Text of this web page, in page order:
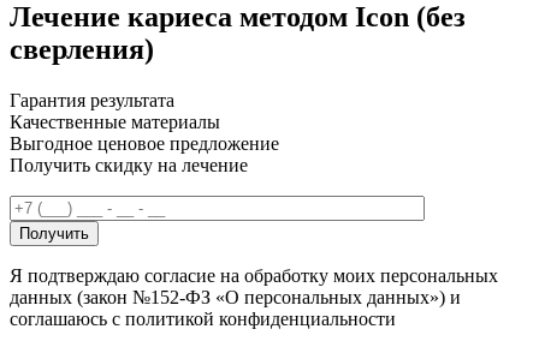
Лечение кариеса методом Icon (без
сверления)
Гарантия результата
Качественные материалы
Выгодное ценовое предложение
Получить скидку на лечение
Получить
Я подтверждаю согласие на обработку моих персональных
данных (закон №152-ФЗ «О персональных данных») и
соглашаюсь с политикой конфиденциальности